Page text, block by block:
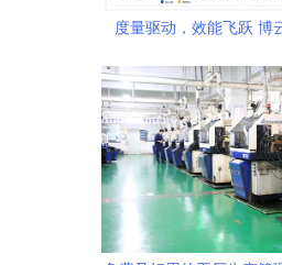
度量驱动，效能飞跃 博